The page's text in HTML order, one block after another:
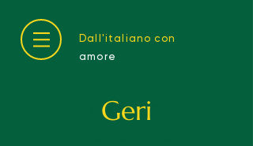
Dall'italiano con
amore
Carne
Geri